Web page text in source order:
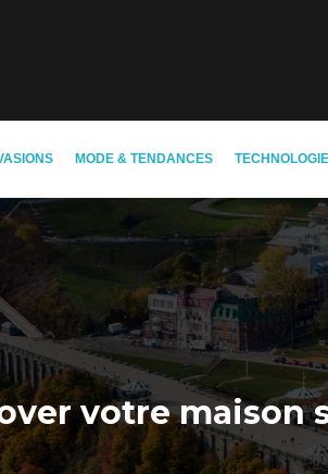
MODE & TENDANCES
votre maison